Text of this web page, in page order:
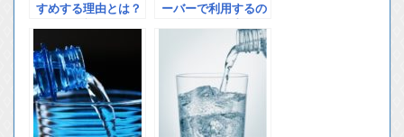
すめする理由とは？
ットのご紹介
ーバーで利用するの